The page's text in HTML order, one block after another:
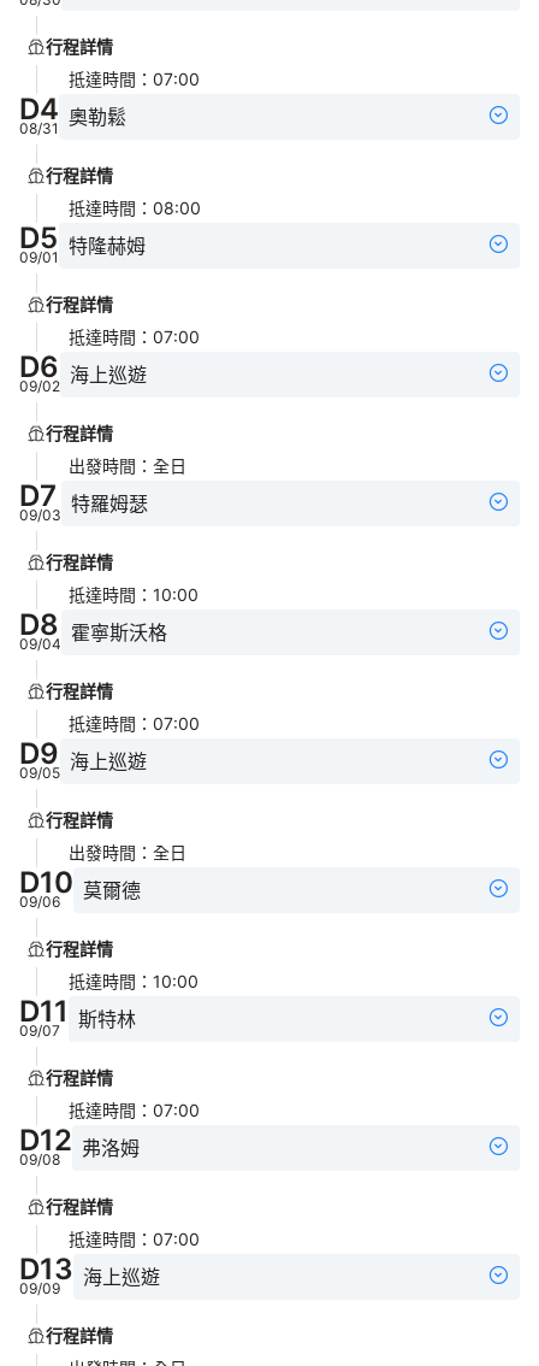
行程詳情
抵達時間 ： 07:00
D4
08/31 奧勒鬆
行程詳情
抵達時間 ： 08:00
D5
09/01 特隆赫姆
行程詳情
抵達時間 ： 07:00
D6
09/02 海上巡遊
行程詳情
出發時間 ： 全日
D7
09/03 特羅姆瑟
行程詳情
抵達時間 ： 10:00
D8
09/04 霍寧斯沃格
行程詳情
抵達時間 ： 07:00
D9
09/05 海上巡遊
行程詳情
出發時間 ： 全日
D10
09/06 莫爾德
行程詳情
抵達時間 ： 10:00
D11
09/07 斯特林
行程詳情
抵達時間 ： 07:00
D12
09/08 弗洛姆
行程詳情
抵達時間 ： 07:00
D13
09/09 海上巡遊
行程詳情